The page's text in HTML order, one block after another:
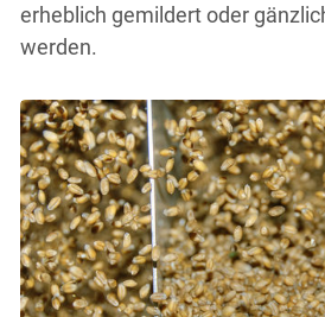
erheblich gemildert oder
werden.